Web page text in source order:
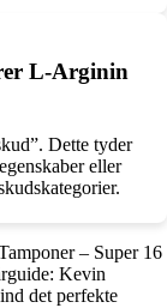
L-Arginin
Dette tyder
eller
– Super 16
Kevin
det perfekte